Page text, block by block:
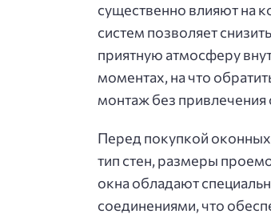
существенно влияют на
систем позволяет
приятную атмосферу
моментах, на что
монтаж без привлечения
Перед покупкой оконных
тип стен, размеры
окна обладают
соединениями, что